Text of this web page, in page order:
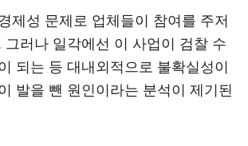
제성 문제로 업체들이 참여를 주저
그러나 일각에선 이 사업이 검찰 수
되는 등 대내외적으로 불확실성이
발을 뺀 원인이라는 분석이 제기된